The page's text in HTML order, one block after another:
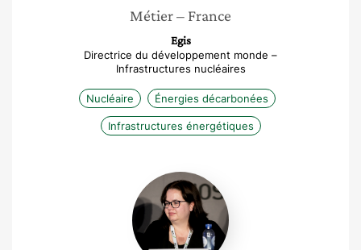
Métier– France
Egis
Directrice du développement monde –
Infrastructures nucléaires
Nucléaire Énergies décarbonées
Infrastructures énergétiques
Martina
Adorni